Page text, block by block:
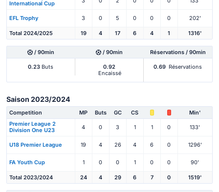
International Cup
EFL Trophy 3 0 5 0 0 0 202'
Total 2024/2025 19 4 17 6 4 1 1316'
/ 90min / 90min Réservations / 90min
0.23 Buts
0.92
Encaissé
0.69 Réservations
Saison 2023/2024
Competition MP Buts GC CS
Min'
Premier League 2
Division One U23
4 0 3 1 1 0 133'
U18 Premier League 19 4 26 4 6 0 1296'
FA Youth Cup 1 0 0 1 0 0 90'
Total 2023/2024 24 4 29 6 7 0 1519'